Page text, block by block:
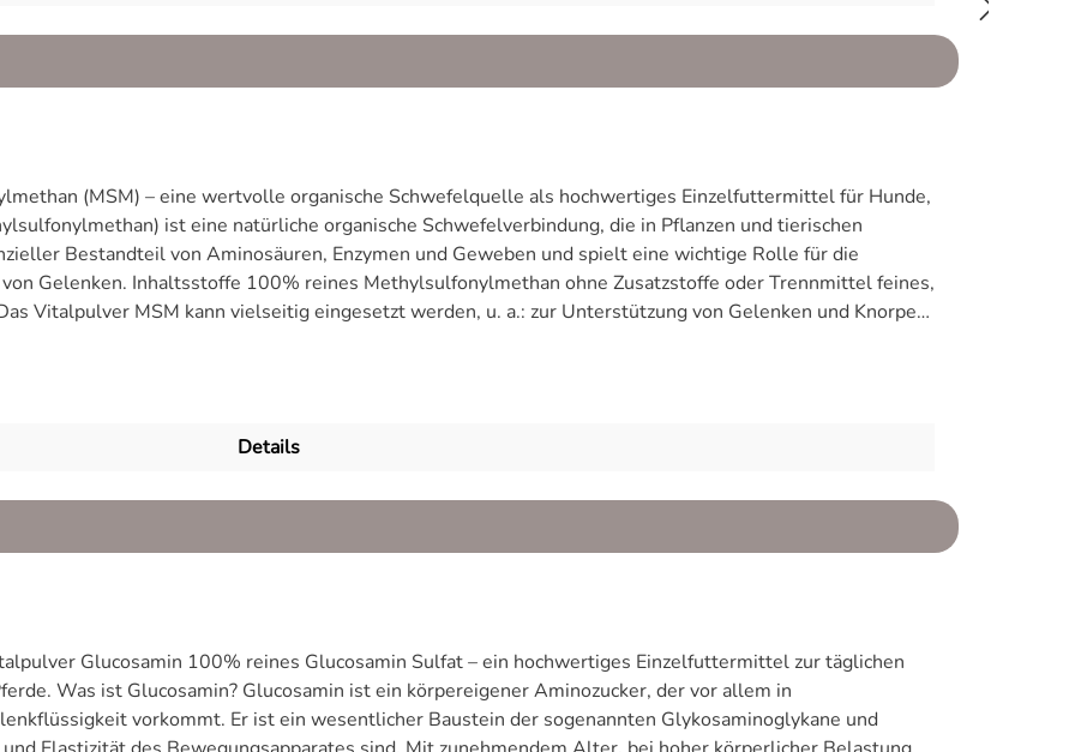
the treatment of chronic polyarthritis in horses. Dtsch Tierarztl Wochenschr. 1996;103(9):381-4. Pferd
Hund (Übertragungsrelevanz, OA-Modell) Doppelblind-Studie: Boswellia-Extrakt reduzierte
PubMed Fütterungsempfehlung TierartEmpfohlene tägliche
(MSM) – eine wertvolle organische Schwefelquelle als hochwertiges Einzelfuttermittel für Hunde,
ist eine natürliche organische Schwefelverbindung, die in Pflanzen und tierischen
Bestandteil von Aminosäuren, Enzymen und Geweben und spielt eine wichtige Rolle für die
ohne Zusatzstoffe oder Trennmittel feines,
Belastung von Sport- und Arbeitstieren als natürliche Schwefelquelle für den Stoffwechsel Hinweis:
Studienlage In zahlreichen Studien wurde MSM hinsichtlich seiner ernährungsphysiologischen
MSM das Bindegewebe unterstützt und antioxidative Eigenschaften besitzt (Butawan et al., 2017). In
lagern. Kombination mit Glucosamin oder Chondroitin möglich.
Details
Glucosamin 100% reines Glucosamin Sulfat – ein hochwertiges Einzelfuttermittel zur täglichen
Was ist Glucosamin? Glucosamin ist ein körpereigener Aminozucker, der vor allem in
vorkommt. Er ist ein wesentlicher Baustein der sogenannten Glykosaminoglykane und